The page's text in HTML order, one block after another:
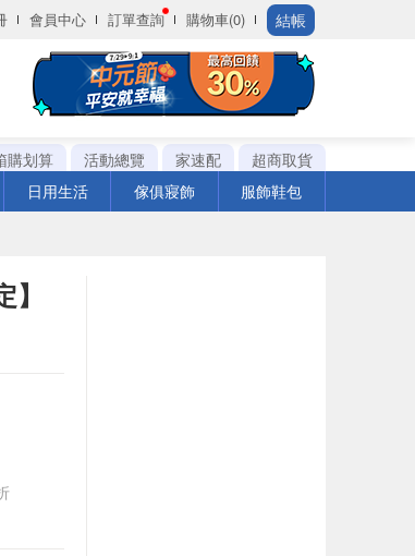
會員中心 訂單查詢 購物車(0) 結帳
購划算 活動總覽 家速配
超商取貨
日用生活 傢俱寢飾 服飾鞋包